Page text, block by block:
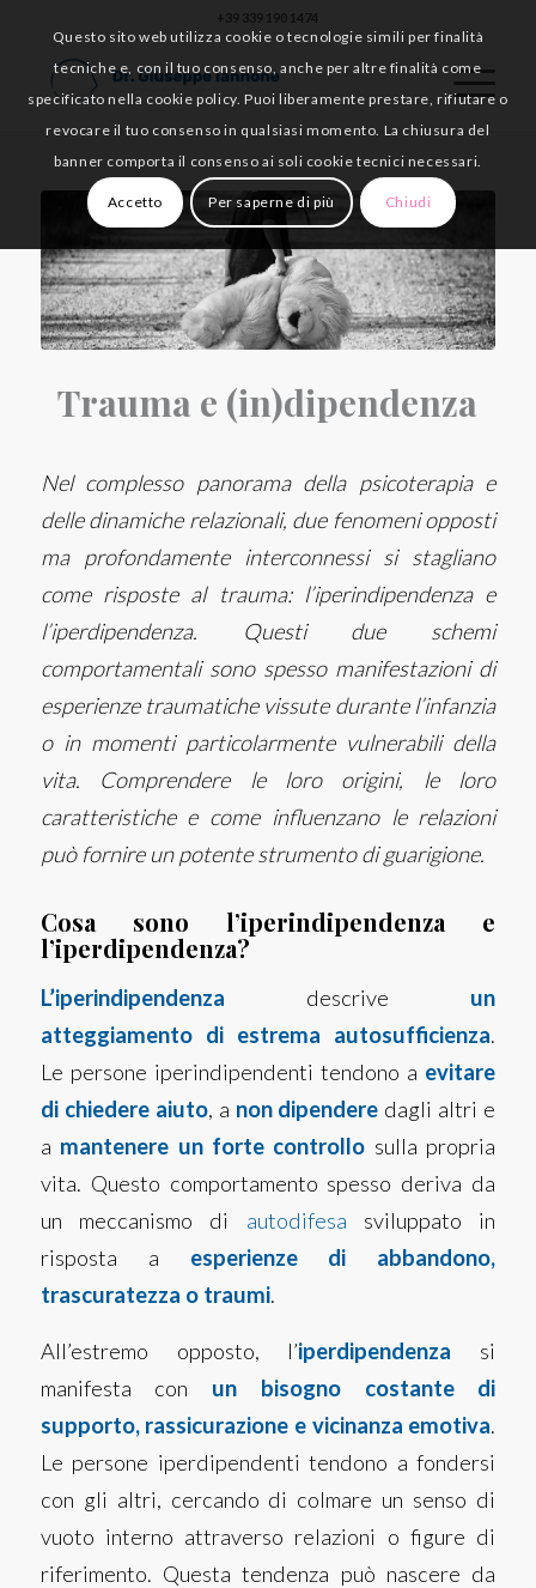
+39 339 190 1474
Trauma e (in)dipendenza
Nel complesso panorama della psicoterapia e
delle dinamiche relazionali, due fenomeni opposti
ma profondamente interconnessi si stagliano
come risposte al trauma: l’iperindipendenza e
l’iperdipendenza. Questi due schemi
comportamentali sono spesso manifestazioni di
esperienze traumatiche vissute durante l’infanzia
o in momenti particolarmente vulnerabili della
vita. Comprendere le loro origini, le loro
caratteristiche e come influenzano le relazioni
può fornire un potente strumento di guarigione.
Cosa sono l’iperindipendenza e
l’iperdipendenza?
L’iperindipendenza descrive un
atteggiamento di estrema autosufficienza.
Le persone iperindipendenti tendono a evitare
di chiedere aiuto, a non dipendere dagli altri e
a mantenere un forte controllo sulla propria
vita. Questo comportamento spesso deriva da
un meccanismo di autodifesa sviluppato in
risposta a esperienze di abbandono,
trascuratezza o traumi.
All’estremo opposto, l’iperdipendenza si
manifesta con un bisogno costante di
supporto, rassicurazione e vicinanza emotiva.
Le persone iperdipendenti tendono a fondersi
con gli altri, cercando di colmare un senso di
vuoto interno attraverso relazioni o figure di
riferimento. Questa tendenza può nascere da
Questo sito web utilizza cookie o tecnologie simili per finalità
tecniche e, con il tuo consenso, anche per altre finalità come
specificato nella cookie policy. Puoi liberamente prestare, rifiutare o
revocare il tuo consenso in qualsiasi momento. La chiusura del
banner comporta il consenso ai soli cookie tecnici necessari.
Accetto Per saperne di più Chiudi